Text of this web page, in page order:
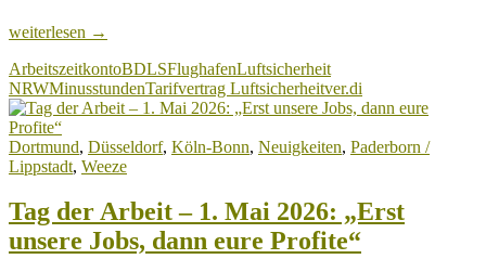
Luftsicherheitsbranche:
am
1.
April
2026
auf
dem
JETZT
AKTIV
WERDEN!
weiterlesen →
ArbeitszeitkontoBDLSFlughafenLuftsicherheit
NRWMinusstundenTarifvertrag Luftsicherheitver.di
Dortmund, Düsseldorf, Köln-Bonn, Neuigkeiten, Paderborn /
Lippstadt, Weeze
Tag der Arbeit – 1. Mai 2026: „Erst
unsere Jobs, dann eure Profite“